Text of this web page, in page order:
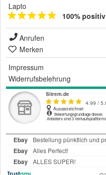
Lapto
100% positiv
Anrufen
Merken
Impressum
Widerrufsbelehrung